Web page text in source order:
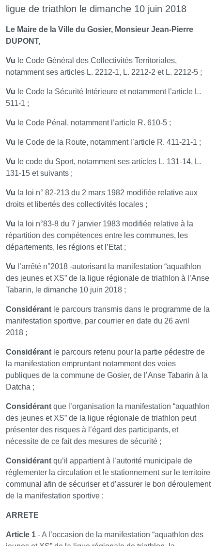
ligue de triathlon le dimanche 10 juin 2018
Le Maire de la Ville du Gosier, Monsieur Jean-Pierre
DUPONT,
Vu le Code Général des Collectivités Territoriales,
notamment ses articles L. 2212-1, L. 2212-2 et L. 2212-5 ;
Vu le Code la Sécurité Intérieure et notamment l’article L.
511-1 ;
Vu le Code Pénal, notamment l’article R. 610-5 ;
Vu le Code de la Route, notamment l’article R. 411-21-1 ;
Vu le code du Sport, notamment ses articles L. 131-14, L.
131-15 et suivants ;
Vu la loi n° 82-213 du 2 mars 1982 modifiée relative aux
droits et libertés des collectivités locales ;
Vu la loi n°83-8 du 7 janvier 1983 modifiée relative à la
répartition des compétences entre les communes, les
départements, les régions et l’Etat ;
Vu l’arrêté n°2018 -autorisant la manifestation “aquathlon
des jeunes et XS” de la ligue régionale de triathlon à l’Anse
Tabarin, le dimanche 10 juin 2018 ;
Considérant le parcours transmis dans le programme de la
manifestation sportive, par courrier en date du 26 avril
2018 ;
Considérant le parcours retenu pour la partie pédestre de
la manifestation empruntant notamment des voies
publiques de la commune de Gosier, de l’Anse Tabarin à la
Datcha ;
Considérant que l’organisation la manifestation “aquathlon
des jeunes et XS” de la ligue régionale de triathlon peut
présenter des risques à l’égard des participants, et
nécessite de ce fait des mesures de sécurité ;
Considérant qu’il appartient à l’autorité municipale de
réglementer la circulation et le stationnement sur le territoire
communal afin de sécuriser et d’assurer le bon déroulement
de la manifestation sportive ;
ARRETE
Article 1 - A l’occasion de la manifestation “aquathlon des